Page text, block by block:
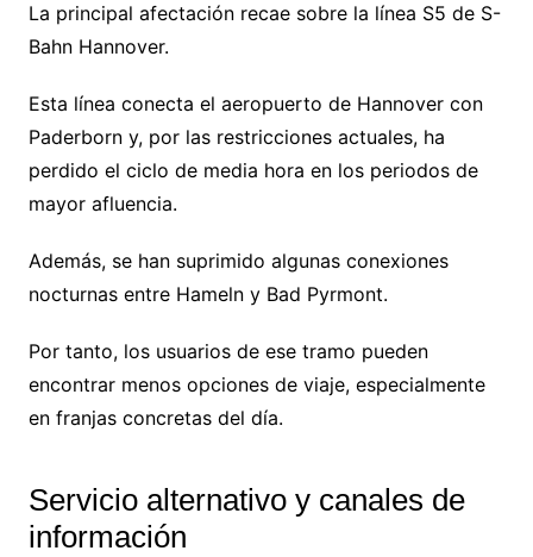
La principal afectación recae sobre la línea S5 de S-
Bahn Hannover.
Esta línea conecta el aeropuerto de Hannover con
Paderborn y, por las restricciones actuales, ha
perdido el ciclo de media hora en los periodos de
mayor afluencia.
Además, se han suprimido algunas conexiones
nocturnas entre Hameln y Bad Pyrmont.
Por tanto, los usuarios de ese tramo pueden
encontrar menos opciones de viaje, especialmente
en franjas concretas del día.
Servicio alternativo y canales de
información